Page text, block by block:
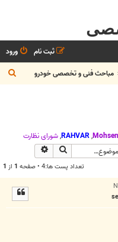
ورود
ثبت نام
مباحث فنی و تخصصی خودرو
س
,
RAHVAR
,شوراي نظارت
جستجو
تعداد پست ها:4 • صفحه 1 از 1